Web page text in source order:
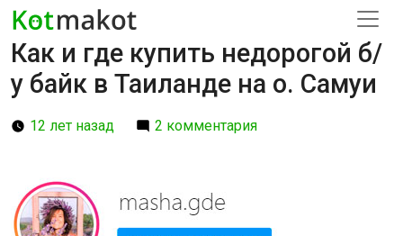
Как и где купить недорогой б/
у байк в Таиланде на о. Самуи
12 лет назад 2 комментария